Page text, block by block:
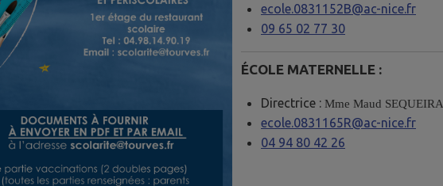
ecole.0831152B@ac-nice.fr
09 65 02 77 30
ÉCOLE MATERNELLE :
Directrice : Mme Maud SEQUEIRA
ecole.0831165R@ac-nice.fr
04 94 80 42 26